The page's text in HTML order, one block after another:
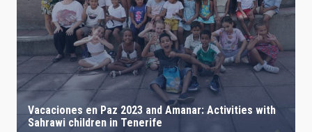
Vacaciones en Paz 2023 and Amanar: Activities with
Sahrawi children in Tenerife